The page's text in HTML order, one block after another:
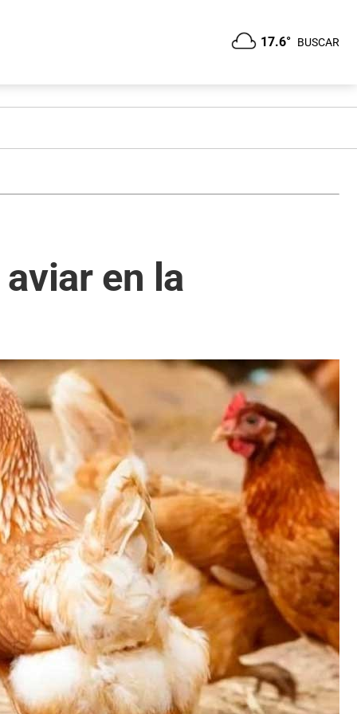
17.6° BUSCAR
en la